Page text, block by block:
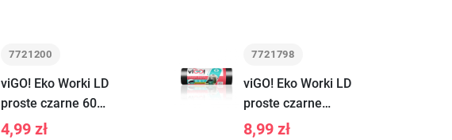
7721200
viGO! Eko Worki LD
proste czarne 60L
10 sztuk
4,99 zł
7721798
viGO! Eko Worki LD
proste czarne
120L 10 sztuk
8,99 zł